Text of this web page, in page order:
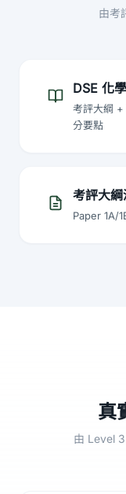
由考
DSE 化
考評大綱
分要點
考評大
Paper 1A/
真
由 Level